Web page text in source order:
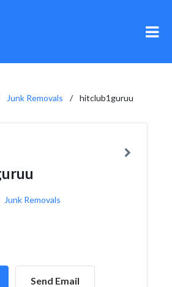
Junk Removals hitclub1guruu
Junk Removals
Send Email